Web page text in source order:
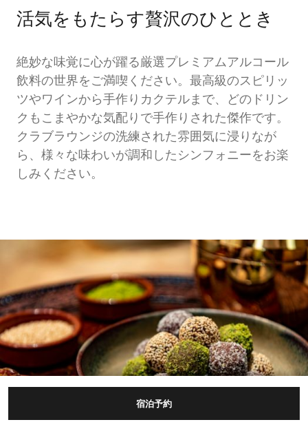
宿泊予約
活気をもたらす贅沢のひととき
絶妙な味覚に心が躍る厳選プレミアムアルコール
飲料の世界をご満喫ください。最高級のスピリッ
ツやワインから手作りカクテルまで、どのドリン
クもこまやかな気配りで手作りされた傑作です。
クラブラウンジの洗練された雰囲気に浸りなが
ら、様々な味わいが調和したシンフォニーをお楽
しみください。